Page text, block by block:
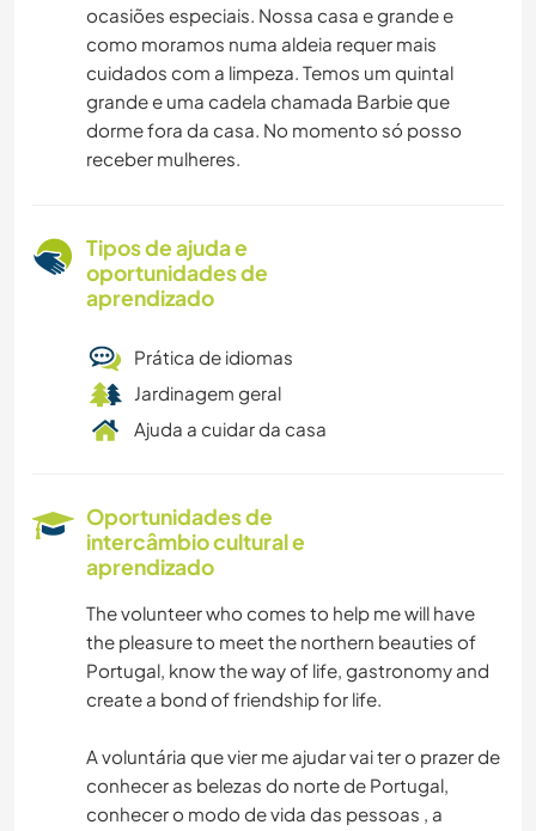
ocasiões especiais. Nossa casa e grande e
como moramos numa aldeia requer mais
cuidados com a limpeza. Temos um quintal
grande e uma cadela chamada Barbie que
dorme fora da casa. No momento só posso
receber mulheres.
Tipos de ajuda e
oportunidades de
aprendizado
Prática de idiomas
Jardinagem geral
Ajuda a cuidar da casa
Oportunidades de
intercâmbio cultural e
aprendizado
The volunteer who comes to help me will have
the pleasure to meet the northern beauties of
Portugal, know the way of life, gastronomy and
create a bond of friendship for life.
A voluntária que vier me ajudar vai ter o prazer de
conhecer as belezas do norte de Portugal,
conhecer o modo de vida das pessoas , a